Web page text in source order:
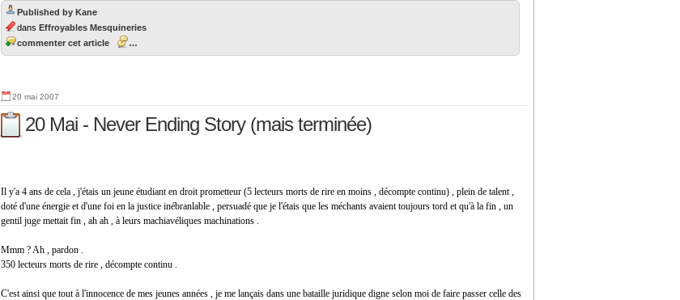
Published by Kane
dans Effroyables Mesquineries
commenter cet article
…
20 mai 2007
20 Mai - Never Ending Story (mais terminée)
Il y'a 4 ans de cela , j'étais un jeune étudiant en droit prometteur (5 lecteurs morts de rire en moins , décompte continu) , plein de talent ,
doté d'une énergie et d'une foi en la justice inébranlable , persuadé que je l'étais que les méchants avaient toujours tord et qu'à la fin , un
gentil juge mettait fin , ah ah , à leurs machiavéliques machinations .
Mmm ? Ah , pardon .
350 lecteurs morts de rire , décompte continu .
C'est ainsi que tout à l'innocence de mes jeunes années , je me lançais dans une bataille juridique digne selon moi de faire passer celle des